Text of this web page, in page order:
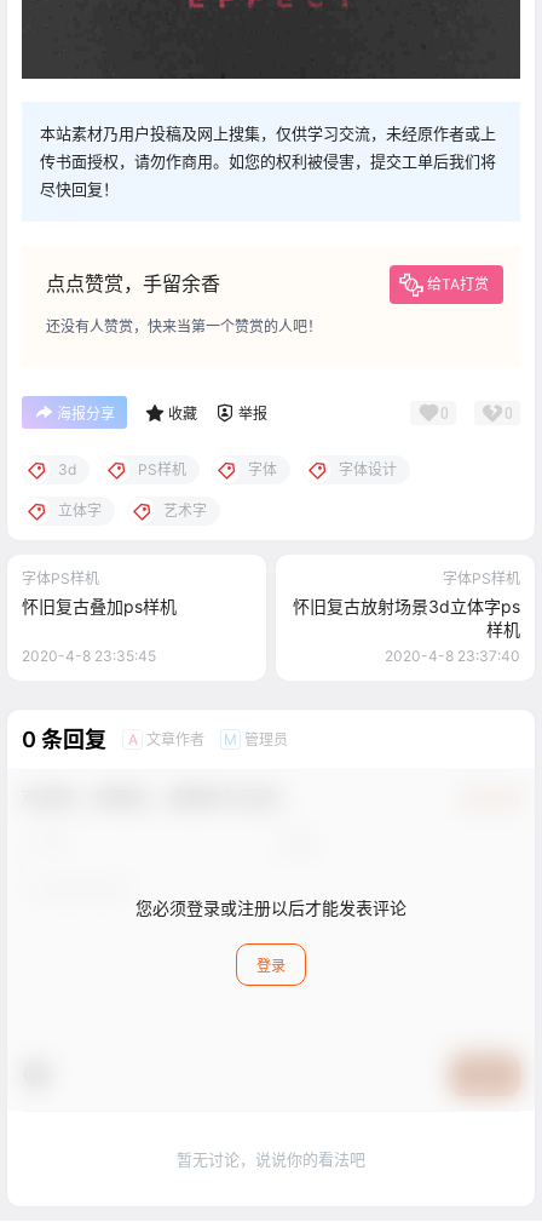
本站素材乃用户投稿及网上搜集，仅供学习交流，未经原作者或上
传书面授权，请勿作商用。如您的权利被侵害，提交工单后我们将
尽快回复！
点点赞赏，手留余香 给TA打赏
还没有人赞赏，快来当第一个赞赏的人吧！
海报分享 收藏 举报 0 0
3d PS样机 字体 字体设计
立体字 艺术字
字体PS样机
怀旧复古叠加ps样机
2020-4-8 23:35:45
字体PS样机
怀旧复古放射场景3d立体字ps
样机
2020-4-8 23:37:40
0 条回复 A 文章作者 M 管理员
您必须登录或注册以后才能发表评论
登录
暂无讨论，说说你的看法吧